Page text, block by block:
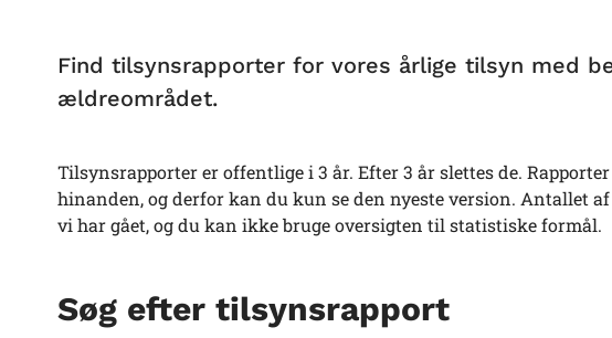
Find tilsynsrapporter for vores årlige tilsyn med
ældreområdet.
Tilsynsrapporter er offentlige i 3 år. Efter 3 år slettes de.
hinanden, og derfor kan du kun se den nyeste version. Antallet
vi har gået, og du kan ikke bruge oversigten til statistiske formål.
Søg efter tilsynsrapport